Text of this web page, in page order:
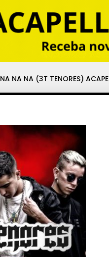
NA NA NA (3T TENORES)